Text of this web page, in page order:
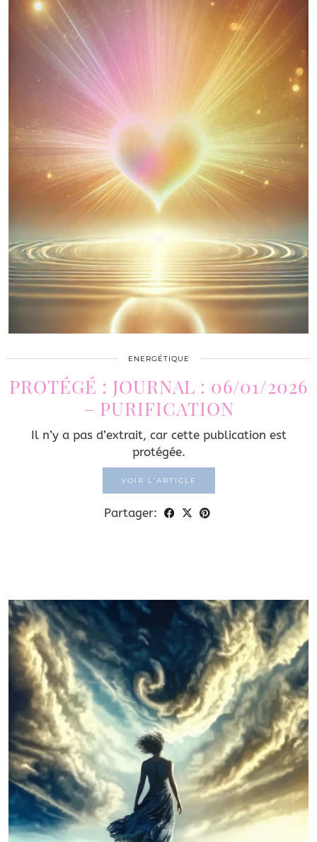
ENERGÉTIQUE
PROTÉGÉ : JOURNAL : 06/01/2026
– PURIFICATION
Il n’y a pas d’extrait, car cette publication est
protégée.
VOIR L’ARTICLE
Partager: